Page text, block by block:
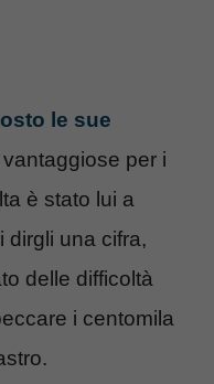
le sue
per i
è stato lui a
dirgli una cifra,
delle difficoltà
i centomila